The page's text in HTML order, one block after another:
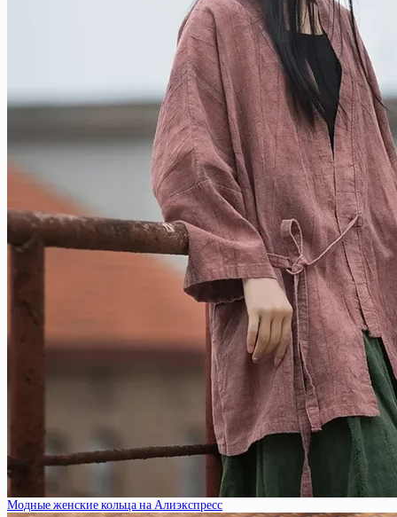
Модные женские кольца на Алиэкспресс